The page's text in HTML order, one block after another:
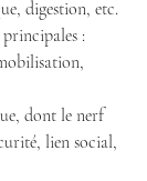
digestion, etc.
:
dont le nerf
lien social,